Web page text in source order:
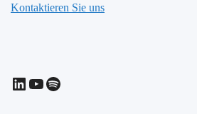
Kontaktieren Sie uns
LinkedIn
YouTube
Spotify